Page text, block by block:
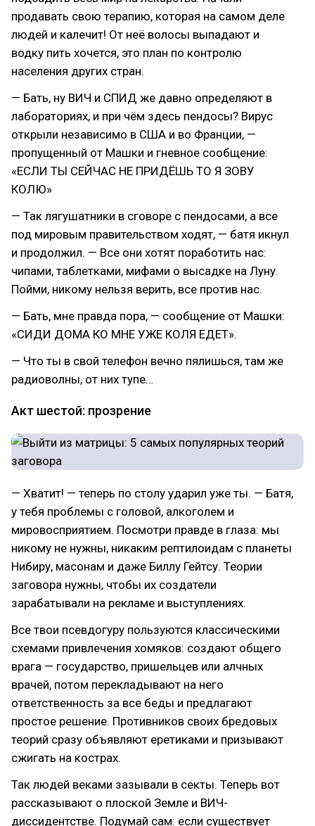
продавать свою терапию, которая на самом деле
людей и калечит! От неё волосы выпадают и
водку пить хочется, это план по контролю
населения других стран.
— Бать, ну ВИЧ и СПИД же давно определяют в
лабораториях, и при чём здесь пендосы? Вирус
открыли независимо в США и во Франции, —
пропущенный от Машки и гневное сообщение:
«ЕСЛИ ТЫ СЕЙЧАС НЕ ПРИДЁШЬ ТО Я ЗОВУ
КОЛЮ»
— Так лягушатники в сговоре с пендосами, а все
под мировым правительством ходят, — батя икнул
и продолжил. — Все они хотят поработить нас:
чипами, таблетками, мифами о высадке на Луну.
Пойми, никому нельзя верить, все против нас.
— Бать, мне правда пора, — сообщение от Машки:
«СИДИ ДОМА КО МНЕ УЖЕ КОЛЯ ЕДЕТ».
— Что ты в свой телефон вечно пялишься, там же
радиоволны, от них тупе…
Акт шестой: прозрение
— Хватит! — теперь по столу ударил уже ты. — Батя,
у тебя проблемы с головой, алкоголем и
мировосприятием. Посмотри правде в глаза: мы
никому не нужны, никаким рептилоидам с планеты
Нибиру, масонам и даже Биллу Гейтсу. Теории
заговора нужны, чтобы их создатели
зарабатывали на рекламе и выступлениях.
Все твои псевдогуру пользуются классическими
схемами привлечения хомяков: создают общего
врага — государство, пришельцев или алчных
врачей, потом перекладывают на него
ответственность за все беды и предлагают
простое решение. Противников своих бредовых
теорий сразу объявляют еретиками и призывают
сжигать на кострах.
Так людей веками зазывали в секты. Теперь вот
рассказывают о плоской Земле и ВИЧ-
диссидентстве. Подумай сам: если существует